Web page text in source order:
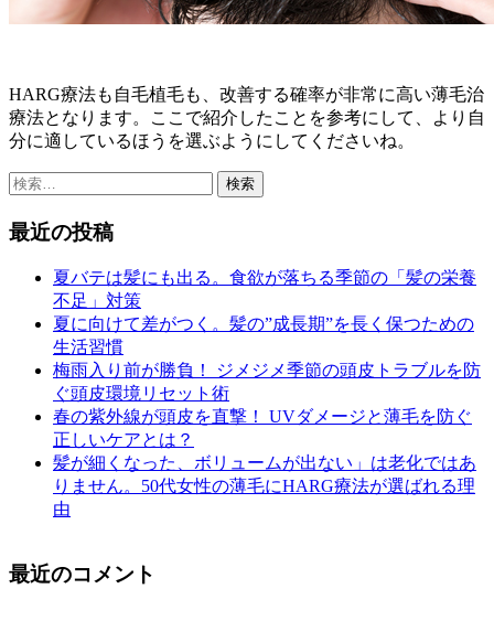
HARG療法も自毛植毛も、改善する確率が非常に高い薄毛治
療法となります。ここで紹介したことを参考にして、より自
分に適しているほうを選ぶようにしてくださいね。
検
最近の投稿
夏バテは髪にも出る。食欲が落ちる季節の「髪の栄養
不足」対策
夏に向けて差がつく。髪の”成長期”を長く保つための
生活習慣
梅雨入り前が勝負！ ジメジメ季節の頭皮トラブルを防
ぐ頭皮環境リセット術
春の紫外線が頭皮を直撃！ UVダメージと薄毛を防ぐ
正しいケアとは？
髪が細くなった、ボリュームが出ない」は老化ではあ
りません。50代女性の薄毛にHARG療法が選ばれる理
由
最近のコメント